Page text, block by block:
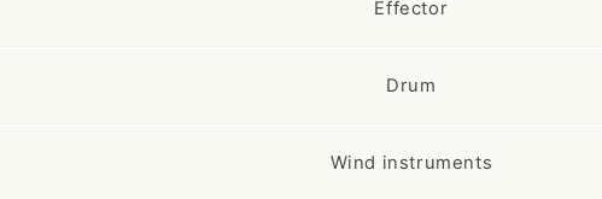
Effector
Drum
Wind instruments